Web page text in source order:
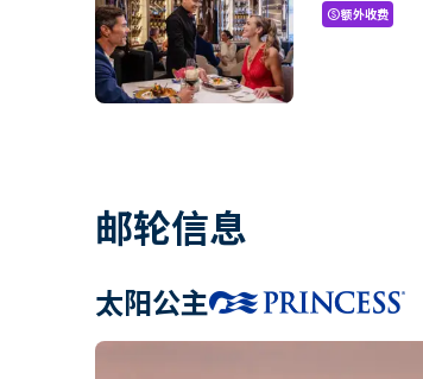
paid额外收费
邮轮信息
太阳公主